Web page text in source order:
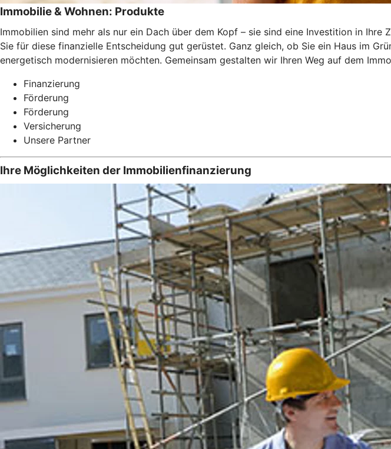
Immobilie & Wohnen: Produkte
Immobilien sind mehr als nur ein Dach über dem Kopf – sie sind eine Investition in
Sie für diese finanzielle Entscheidung gut gerüstet. Ganz gleich, ob Sie ein Haus im
energetisch modernisieren möchten. Gemeinsam gestalten wir Ihren Weg auf dem
Finanzierung
Förderung
Förderung
Versicherung
Unsere Partner
Ihre Möglichkeiten der Immobilienfinanzierung